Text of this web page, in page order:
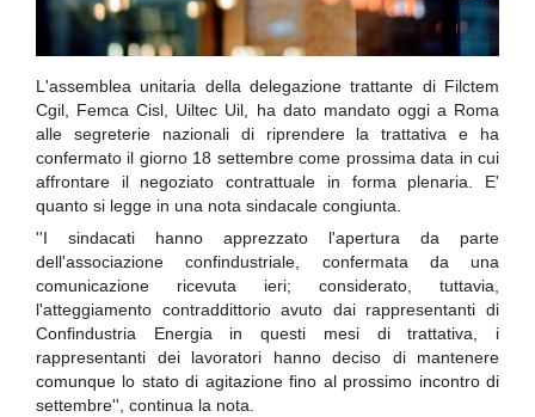
L'assemblea unitaria della delegazione trattante di Filctem
Cgil, Femca Cisl, Uiltec Uil, ha dato mandato oggi a Roma
alle segreterie nazionali di riprendere la trattativa e ha
confermato il giorno 18 settembre come prossima data in cui
affrontare il negoziato contrattuale in forma plenaria. E'
quanto si legge in una nota sindacale congiunta.
''I sindacati hanno apprezzato l'apertura da parte
dell'associazione confindustriale, confermata da una
comunicazione ricevuta ieri; considerato, tuttavia,
l'atteggiamento contraddittorio avuto dai rappresentanti di
Confindustria Energia in questi mesi di trattativa, i
rappresentanti dei lavoratori hanno deciso di mantenere
comunque lo stato di agitazione fino al prossimo incontro di
settembre'', continua la nota.